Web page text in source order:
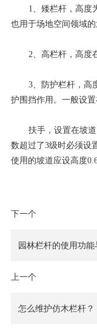
1、矮栏杆，高度
也用于场地空间领域的
2、高栏杆，高度
3、防护栏杆，高
护围挡作用。一般设
扶手，设置在坡
数超过了3级时必须设
使用的坡道应设高度
下一个
园林栏杆的使用功
上一个
怎么维护仿木栏杆？